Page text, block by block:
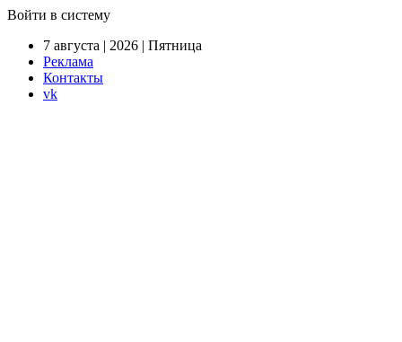
Войти в систему
7 августа | 2026 | Пятница
Реклама
Контакты
vk